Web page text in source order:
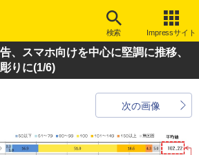
検索 Impressサイト
、スマホ向けを中心に堅調に推移、
りに(1/6)
次の画像